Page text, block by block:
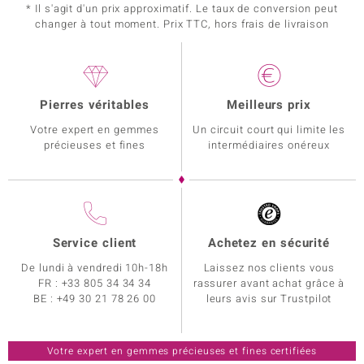
* Il s'agit d'un prix approximatif. Le taux de conversion peut
changer à tout moment. Prix TTC, hors frais de livraison
Pierres véritables
Votre expert en gemmes
précieuses et fines
Meilleurs prix
Un circuit court qui limite les
intermédiaires onéreux
Service client
De lundi à vendredi 10h-18h
FR : +33 805 34 34 34
BE : +49 30 21 78 26 00
Achetez en sécurité
Laissez nos clients vous
rassurer avant achat grâce à
leurs avis sur Trustpilot
Votre expert en gemmes précieuses et fines certifiées